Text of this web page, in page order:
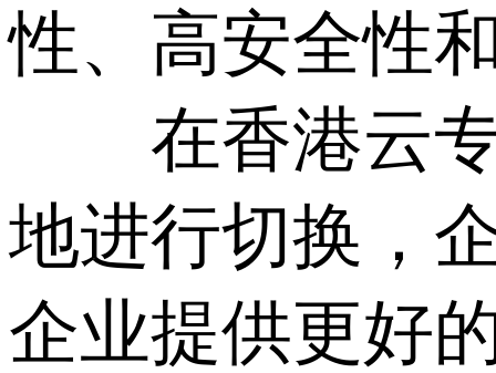
性、高安全性
在香港云专
地进行切换，
企业提供更好